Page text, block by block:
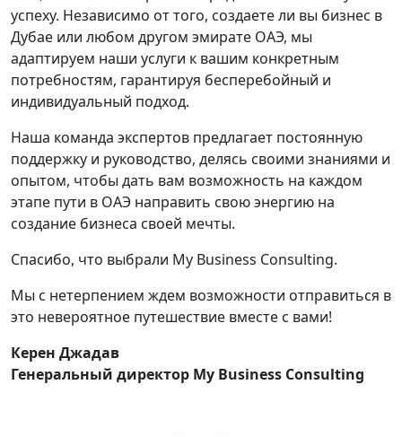
успеху. Независимо от того, создаете ли вы бизнес в
Дубае или любом другом эмирате ОАЭ, мы
адаптируем наши услуги к вашим конкретным
потребностям, гарантируя бесперебойный и
индивидуальный подход.
Наша команда экспертов предлагает постоянную
поддержку и руководство, делясь своими знаниями и
опытом, чтобы дать вам возможность на каждом
этапе пути в ОАЭ направить свою энергию на
создание бизнеса своей мечты.
Спасибо, что выбрали My Business Consulting.
Мы с нетерпением ждем возможности отправиться в
это невероятное путешествие вместе с вами!
Керен Джадав
Генеральный директор My Business Consulting